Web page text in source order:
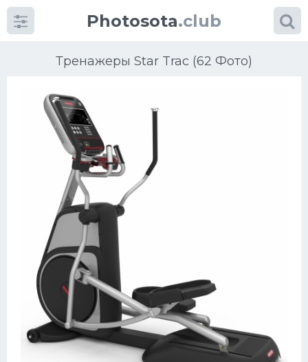
Photosota.club
Тренажеры Star Trac (62 Фото)
КатегорииФото
Еще картинки...
Футбол
Баскетбол
Хоккей
Велогонки
Конькобежный спорт